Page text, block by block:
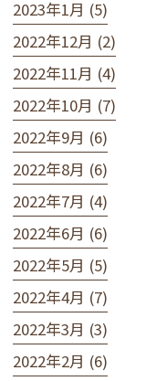
2023年1月 (5)
2022年12月 (2)
2022年11月 (4)
2022年10月 (7)
2022年9月 (6)
2022年8月 (6)
2022年7月 (4)
2022年6月 (6)
2022年5月 (5)
2022年4月 (7)
2022年3月 (3)
2022年2月 (6)